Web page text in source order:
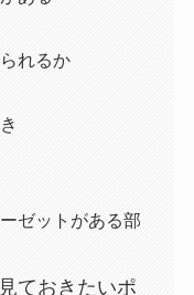
れるか
ゼットがある部
ておきたいポ